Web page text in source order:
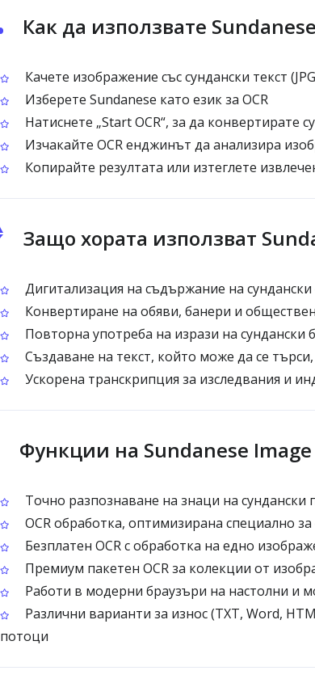
Как да използвате
Качете изображение със сундански текст
Изберете Sundanese като език за OCR
Натиснете „Start OCR“, за да конвертирате
Изчакайте OCR енджинът да анализира
Копирайте резултата или изтеглете
Защо хората използват
Дигитализация на съдържание на
Конвертиране на обяви, банери и
Повторна употреба на изрази на
Създаване на текст, който може да се
Ускорена транскрипция за изследвания и
Функции на Sundanese Image
Точно разпознаване на знаци на сундански
OCR обработка, оптимизирана специално за
Безплатен OCR с обработка на едно
Премиум пакетен OCR за колекции от
Работи в модерни браузъри на настолни и
Различни варианти за износ (TXT, Word,
потоци